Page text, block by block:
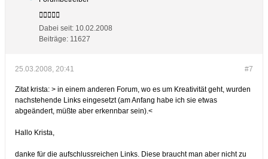
Dabei seit: 10.02.2008
Beiträge: 11627
#7
25.03.2008, 20:41
Zitat krista: > in einem anderen Forum, wo es um Kreativität geht, wurden
nachstehende Links eingesetzt (am Anfang habe ich sie etwas
abgeändert, müßte aber erkennbar sein).<
Hallo Krista,
danke für die aufschlussreichen Links. Diese braucht man aber nicht zu